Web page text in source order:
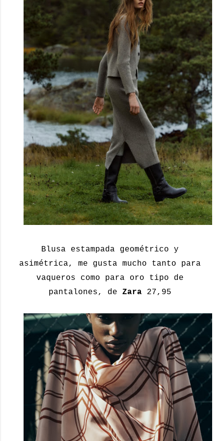
Blusa estampada geométrico y
asimétrica, me gusta mucho tanto para
vaqueros como para oro tipo de
pantalones, de Zara 27,95